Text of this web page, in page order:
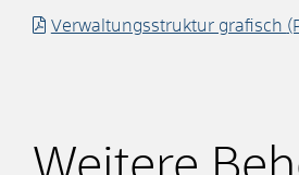
Verwaltungsstruktur grafisch